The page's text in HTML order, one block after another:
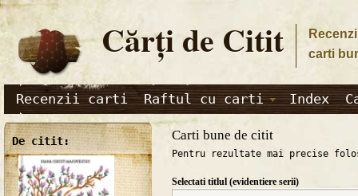
Cărţi de Citit
carti
Recenzii carti Raftul cu carti Index
De citit: Carti bune de citit
Pentru rezultate mai precise
Selectati titlul (evidentiere serii)